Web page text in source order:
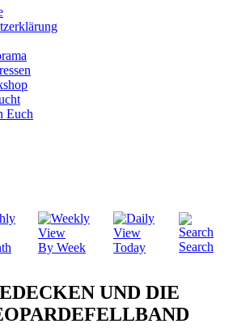
Euch
By Week Today Search
UND DIE